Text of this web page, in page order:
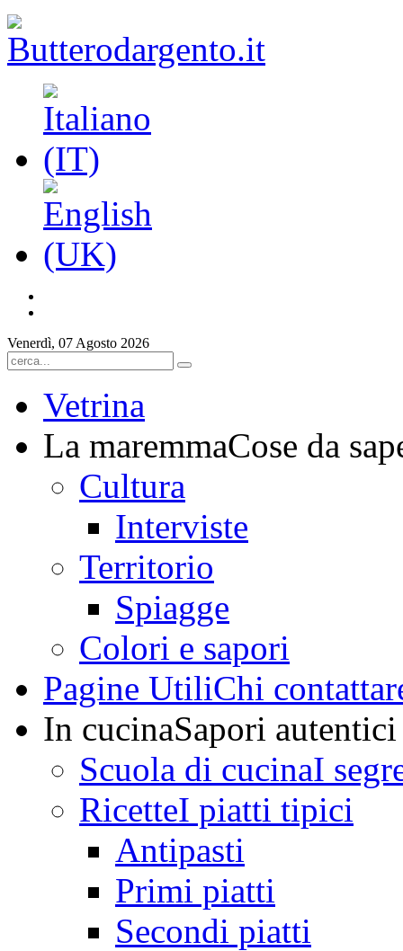
Venerdì, 07 Agosto 2026
Vetrina
La maremmaCose da
Cultura
Interviste
Territorio
Spiagge
Colori e sapori
Pagine UtiliChi
In cucinaSapori autentici
Scuola di cucinaI
RicetteI piatti tipici
Antipasti
Primi piatti
Secondi piatti